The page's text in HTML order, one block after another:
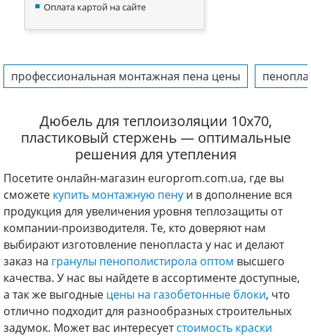
Оплата картой на сайте
профессиональная монтажная пена цены
Дюбель для теплоизоляции 10х70,
пластиковый стержень — оптимальные
решения для утепления
Посетите онлайн-магазин europrom.com.ua, где вы
сможете купить монтажную пену и в дополнение вся
продукция для увеличения уровня теплозащиты от
компании-производителя. Те, кто доверяют нам
выбирают изготовление пенопласта у нас и делают
заказ на гранулы пенополистирола оптом высшего
качества. У нас вы найдете в ассортименте доступные,
а так же выгодные цены на газобетонные блоки, что
отлично подходит для разнообразных строительных
задумок. Может вас интересуетстоимость краски